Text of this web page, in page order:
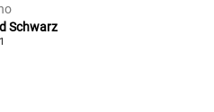
Schwarz